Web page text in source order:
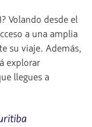
Volando desde el
a una amplia
su viaje. Además,
explorar
llegues a